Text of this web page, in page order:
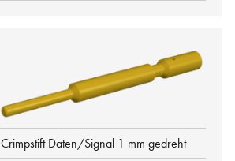
Crimpstift Daten/Signal 1 mm gedreht